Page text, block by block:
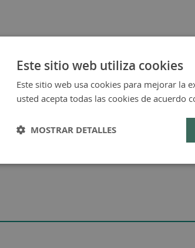
Este sitio web utiliza cookies
Este sitio web usa cookies para mejorar la
usted acepta todas las cookies de acuerdo
MOSTRAR DETALLES